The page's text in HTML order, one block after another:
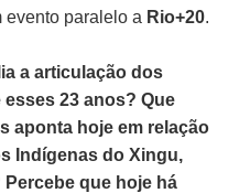
evento paralelo a Rio+20.
a articulação dos
23 anos? Que
aponta hoje em relação
Indígenas do Xingu,
que hoje há